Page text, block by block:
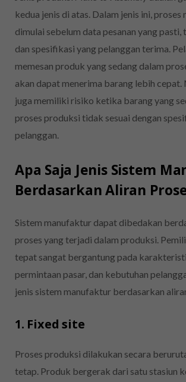
kedua jenis di atas. Dalam jenis ini,
dimulai sebelum data pesanan yang pasti,
dan spesifikasi yang pelanggan terima.
memesan produk yang sedang dalam
akan dapat menerima barang lebih cepat.
juga memiliki risiko ketika barang yang
proses produksi tidak sesuai dengan
pelanggan.
Apa Saja Jenis Sistem
Berdasarkan Aliran
Sistem manufaktur dapat dibedakan
proses yang terjadi dalam produksi.
tepat sangat bergantung pada
permintaan pasar, dan kebutuhan
jenis sistem manufaktur berdasarkan
1. Fixed site
Proses produksi dilakukan secara
tetap. Produk bergerak dari satu stasiun